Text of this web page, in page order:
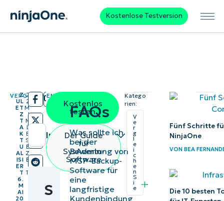
Kostenlose Testversion
VERGLEICHEN SIE
/
Z
UL
ET
Z
T
A
K
T
U
AL
ISI
ER
T
6.
M
AI
20
2
2
M
I
N
L
E
S
E
Z
E
I
T
Inhaltsübersicht
Kurzüberblick
Schlüsselpunkte
Die besten MSP-
S
Kostenlos
testen
Der Guide
für
SysAdmin-
Software
FAQs
Was sollte ich
bei der
Bewertung von
MSP-Backup-
Software für
eine
langfristige
Kundenbindung
Katego
rien:
V
e
r
g
l
e
i
c
h
e
n
S
i
e
Fünf Schritte
NinjaOne
VONBEA
Die 10 besten